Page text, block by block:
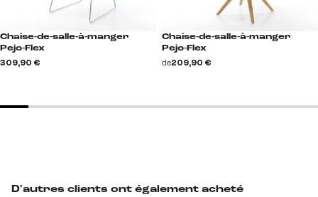
D'autres clients ont également acheté
Chaise-de-salle-à-manger
Pejo-Flex
309,90 €
Chaise-de-salle-à-manger
Pejo-Flex
de209,90 €